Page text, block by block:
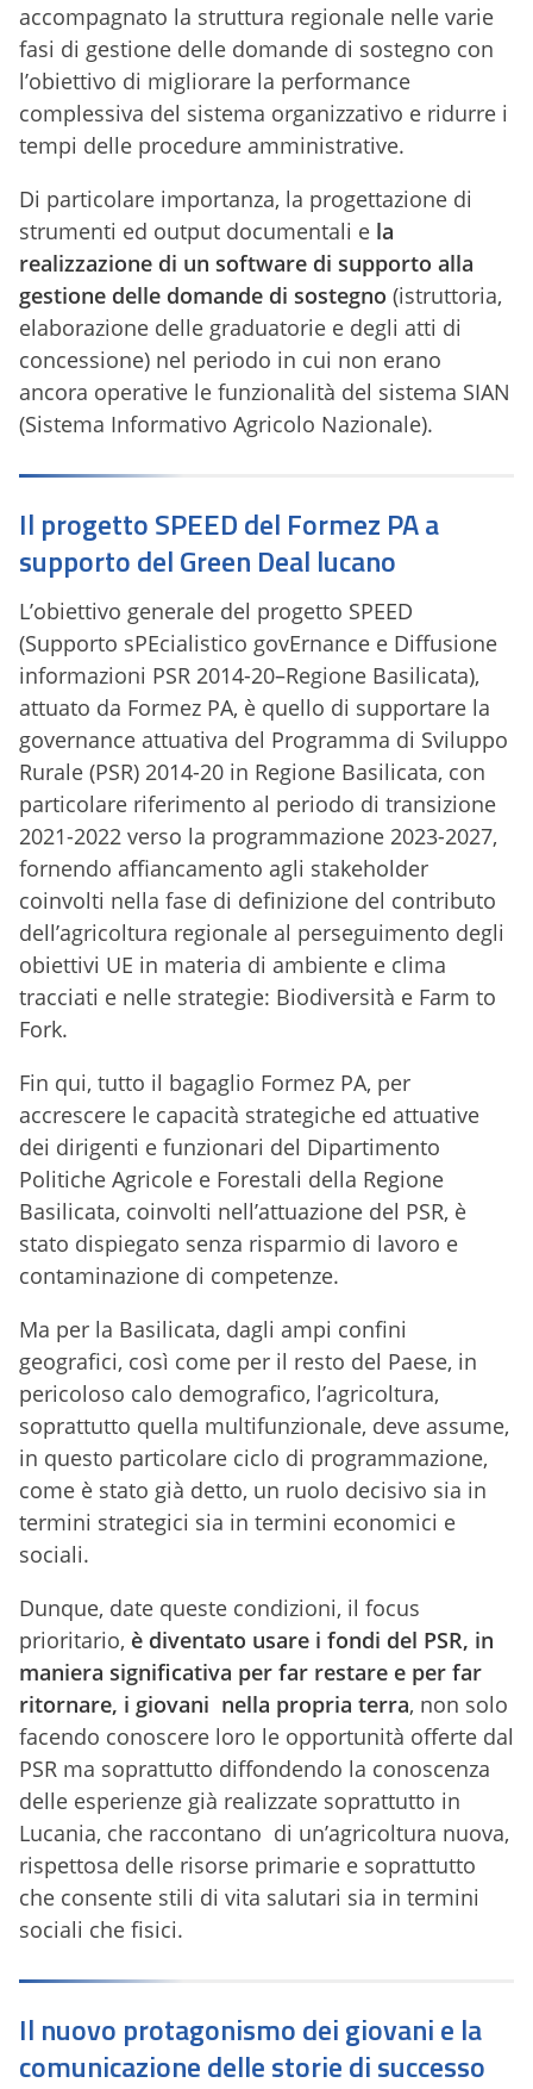
accompagnato la struttura regionale nelle varie
fasi di gestione delle domande di sostegno con
l’obiettivo di migliorare la performance
complessiva del sistema organizzativo e ridurre i
tempi delle procedure amministrative.
Di particolare importanza, la progettazione di
strumenti ed output documentali e la
realizzazione di un software di supporto alla
gestione delle domande di sostegno (istruttoria,
elaborazione delle graduatorie e degli atti di
concessione) nel periodo in cui non erano
ancora operative le funzionalità del sistema SIAN
(Sistema Informativo Agricolo Nazionale).
Il progetto SPEED del Formez PA a
supporto del Green Deal lucano
L’obiettivo generale del progetto SPEED
(Supporto sPEcialistico govErnance e Diffusione
informazioni PSR 2014-20–Regione Basilicata),
attuato da Formez PA, è quello di supportare la
governance attuativa del Programma di Sviluppo
Rurale (PSR) 2014-20 in Regione Basilicata, con
particolare riferimento al periodo di transizione
2021-2022 verso la programmazione 2023-2027,
fornendo affiancamento agli stakeholder
coinvolti nella fase di definizione del contributo
dell’agricoltura regionale al perseguimento degli
obiettivi UE in materia di ambiente e clima
tracciati e nelle strategie: Biodiversità e Farm to
Fork.
Fin qui, tutto il bagaglio Formez PA, per
accrescere le capacità strategiche ed attuative
dei dirigenti e funzionari del Dipartimento
Politiche Agricole e Forestali della Regione
Basilicata, coinvolti nell’attuazione del PSR, è
stato dispiegato senza risparmio di lavoro e
contaminazione di competenze.
Ma per la Basilicata, dagli ampi confini
geografici, così come per il resto del Paese, in
pericoloso calo demografico, l’agricoltura,
soprattutto quella multifunzionale, deve assume,
in questo particolare ciclo di programmazione,
come è stato già detto, un ruolo decisivo sia in
termini strategici sia in termini economici e
sociali.
Dunque, date queste condizioni, il focus
prioritario, è diventato usare i fondi del PSR, in
maniera significativa per far restare e per far
ritornare, i giovani nella propria terra, non solo
facendo conoscere loro le opportunità offerte dal
PSR ma soprattutto diffondendo la conoscenza
delle esperienze già realizzate soprattutto in
Lucania, che raccontano di un’agricoltura nuova,
rispettosa delle risorse primarie e soprattutto
che consente stili di vita salutari sia in termini
sociali che fisici.
Il nuovo protagonismo dei giovani e la
comunicazione delle storie di successo